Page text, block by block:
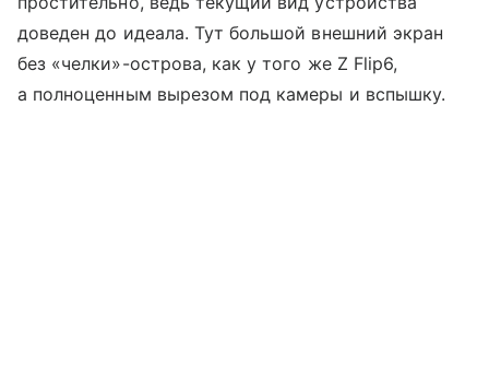
доведен до идеала. Тут большой внешний экран
без «челки»-острова, как у того же Z Flip6,
а полноценным вырезом под камеры и вспышку.